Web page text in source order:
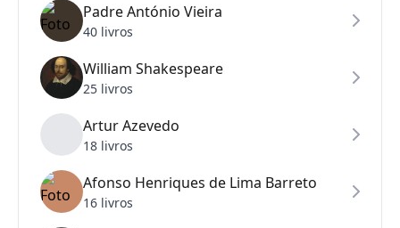
Padre António Vieira
40 livros
William Shakespeare
25 livros
Artur Azevedo
18 livros
Afonso Henriques de Lima Barreto
16 livros